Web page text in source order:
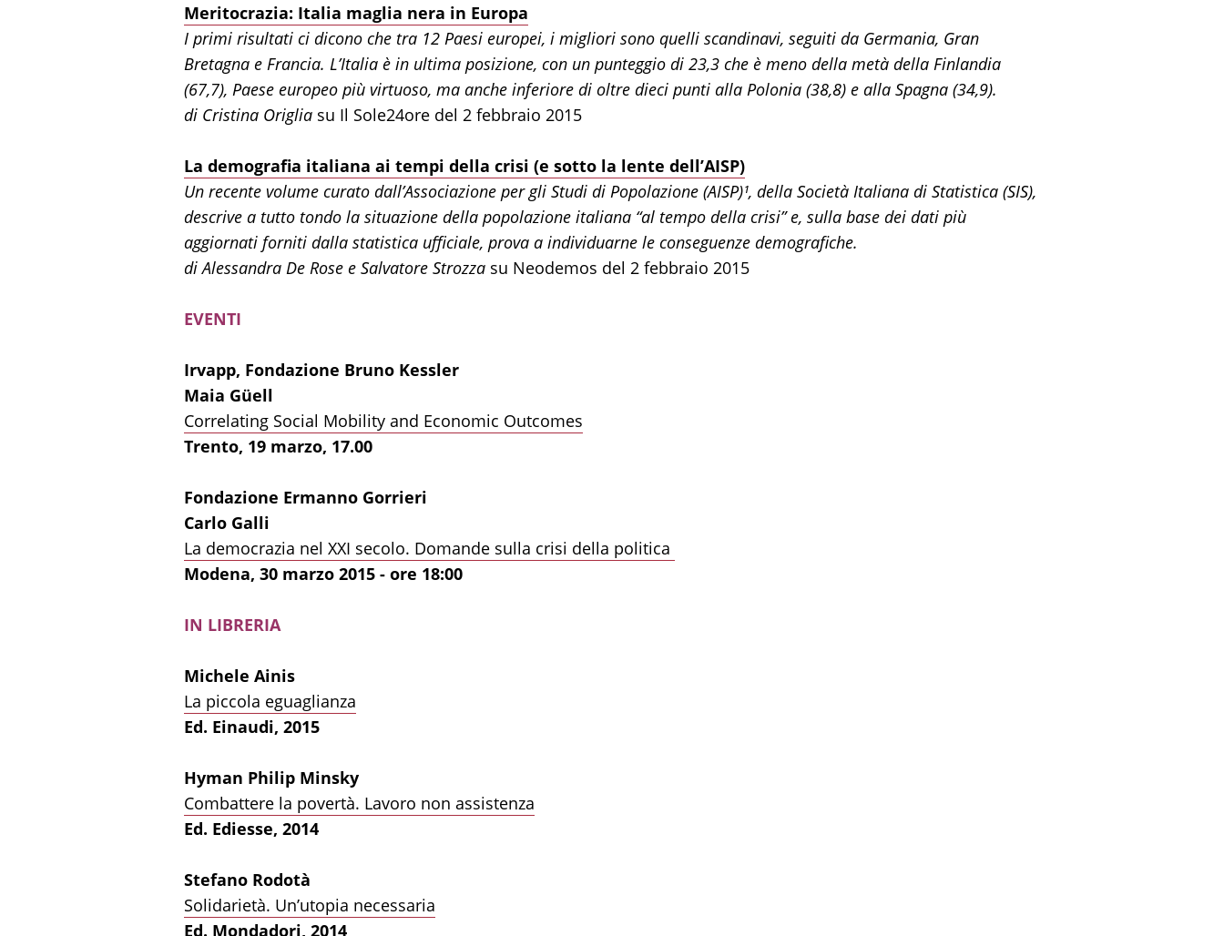
Meritocrazia: Italia maglia nera in Europa
I primi risultati ci dicono che tra 12 Paesi europei, i migliori sono quelli scandinavi, seguiti da Germania, Gran
Bretagna e Francia. L’Italia è in ultima posizione, con un punteggio di 23,3 che è meno della metà della Finlandia
(67,7), Paese europeo più virtuoso, ma anche inferiore di oltre dieci punti alla Polonia (38,8) e alla Spagna (34,9).
di Cristina Origlia su Il Sole24ore del 2 febbraio 2015
La demografia italiana ai tempi della crisi (e sotto la lente dell’AISP)
Un recente volume curato dall’Associazione per gli Studi di Popolazione (AISP)¹, della Società Italiana di Statistica (SIS),
descrive a tutto tondo la situazione della popolazione italiana “al tempo della crisi” e, sulla base dei dati più
aggiornati forniti dalla statistica ufficiale, prova a individuarne le conseguenze demografiche.
di Alessandra De Rose e Salvatore Strozza su Neodemos del 2 febbraio 2015
EVENTI
Irvapp, Fondazione Bruno Kessler
Maia Güell
Correlating Social Mobility and Economic Outcomes
Trento, 19 marzo, 17.00
Fondazione Ermanno Gorrieri
Carlo Galli
La democrazia nel XXI secolo. Domande sulla crisi della politica
Modena, 30 marzo 2015 - ore 18:00
IN LIBRERIA
Michele Ainis
La piccola eguaglianza
Ed. Einaudi, 2015
Hyman Philip Minsky
Combattere la povertà. Lavoro non assistenza
Ed. Ediesse, 2014
Stefano Rodotà
Solidarietà. Un’utopia necessaria
Ed. Mondadori, 2014